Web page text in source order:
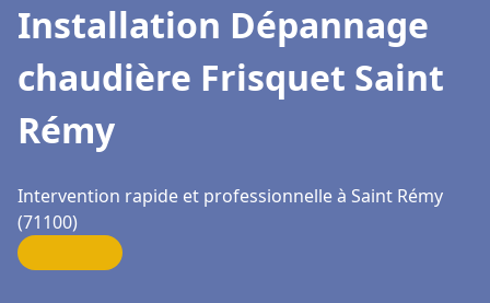
Installation Dépannage
chaudière Frisquet Saint
Rémy
Intervention rapide et professionnelle à Saint Rémy
(71100)